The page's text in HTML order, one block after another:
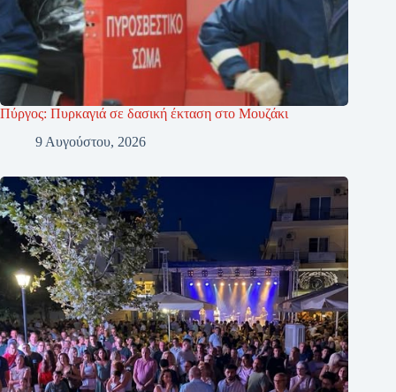
Πύργος: Πυρκαγιά σε δασική έκταση στο Μουζάκι
9 Αυγούστου, 2026